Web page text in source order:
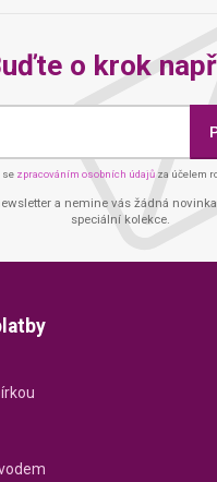
o krok
se zpracováním osobních údajů za účelem
a nemine vás žádná
speciální kolekce.